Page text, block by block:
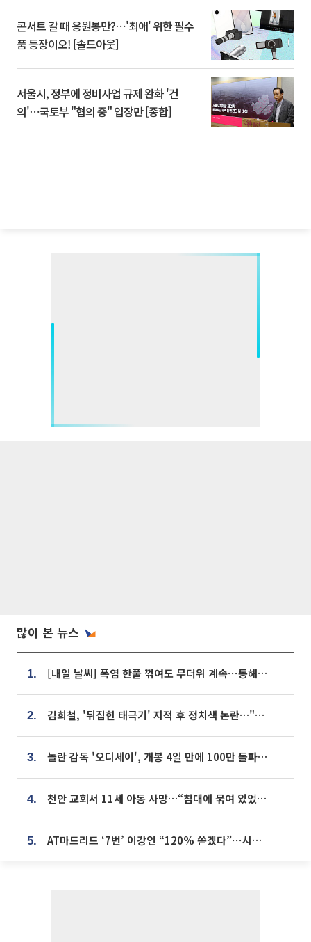
콘서트 갈 때 응원봉만?⋯'최애' 위한 필수
품 등장이오! [솔드아웃]
서울시, 정부에 정비사업 규제 완화 '건
의'⋯국토부 "협의 중" 입장만 [종합]
많이 본 뉴스
1. [내일 날씨] 폭염 한풀 꺾여도 무더위 계속⋯동해안 이틀 연속 비
2. 김희철, '뒤집힌 태극기' 지적 후 정치색 논란…"좌우 떠나 우리나라 국기"
3. 놀란 감독 '오디세이', 개봉 4일 만에 100만 돌파⋯'왕사남' 보다 빠르다
4. 천안 교회서 11세 아동 사망…“침대에 묶여 있었다” 진술 확보
5. AT마드리드 ‘7번’ 이강인 “120% 쏟겠다”⋯시메오네 감독 “필요한 선수”